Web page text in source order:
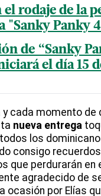
rodaje de la
"Sanky Panky
de “Sanky
el día 15
y cada momento de
nueva entrega
los
consigo
que perdurarán en
agradecido de
ocasión por Elías